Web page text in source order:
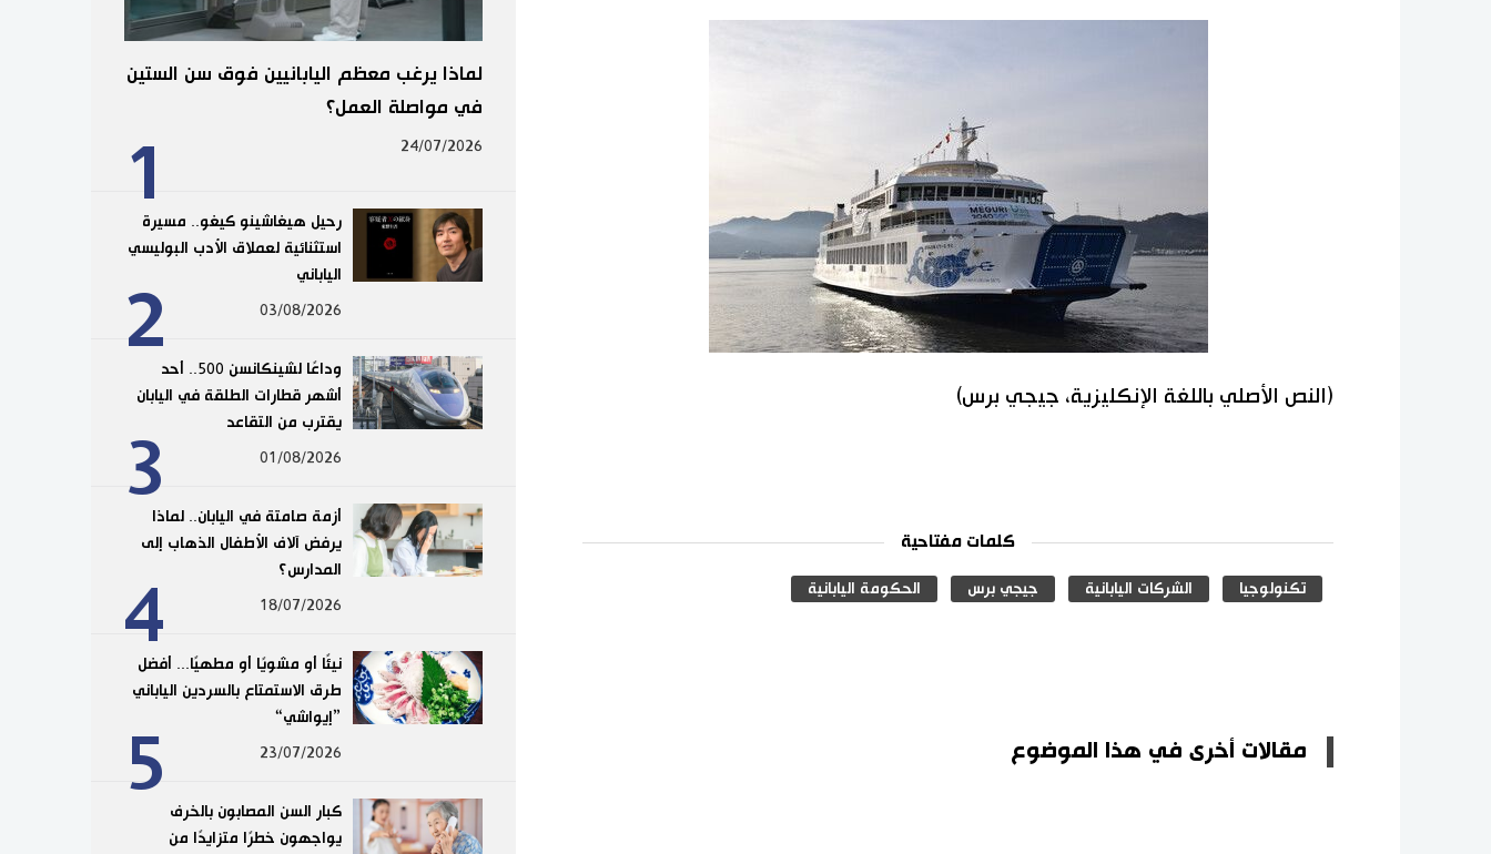
(النص الأصلي باللغة الإنكليزية، جيجي برس)
كلمات مفتاحية
تكنولوجيا الشركات اليابانية جيجي برس الحكومة اليابانية
مقالات أخرى في هذا الموضوع
1
لماذا يرغب معظم اليابانيين فوق سن الستين
في مواصلة العمل؟
24/07/2026
2
رحيل هيغاشينو كيغو.. مسيرة
استثنائية لعملاق الأدب البوليسي
الياباني
03/08/2026
3
وداعًا لشينكانسن 500.. أحد
أشهر قطارات الطلقة في اليابان
يقترب من التقاعد
01/08/2026
4
أزمة صامتة في اليابان.. لماذا
يرفض آلاف الأطفال الذهاب إلى
المدارس؟
18/07/2026
5
نيئًا أو مشويًا أو مطهيًا... أفضل
طرق الاستمتاع بالسردين الياباني
”إيواشي“
23/07/2026
كبار السن المصابون بالخرف
يواجهون خطرًا متزايدًا من